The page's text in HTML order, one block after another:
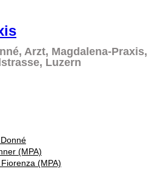
Arzt, Magdalena-Praxis,
Luzern
(MPA)
(MPA)